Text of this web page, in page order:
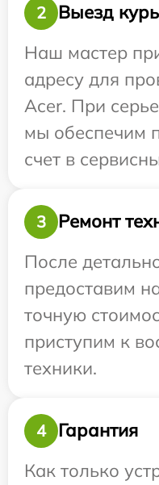
2
Выезд
Наш мастер
адресу для
Acer. При
мы обеспечим
счет в
3
Ремонт
После
предоставим
точную
приступим к
техники.
4
Гарантия
Как только